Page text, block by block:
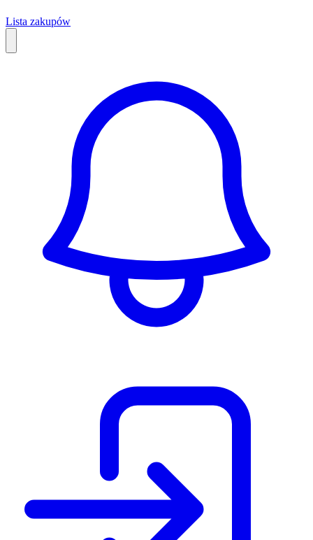
Lista zakupów